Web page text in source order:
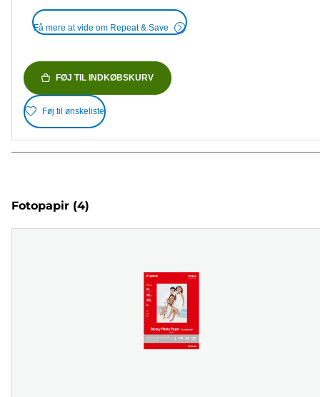
Få mere at vide om Repeat & Save
FØJ TIL INDKØBSKURV
Føj til ønskeliste
Fotopapir (4)